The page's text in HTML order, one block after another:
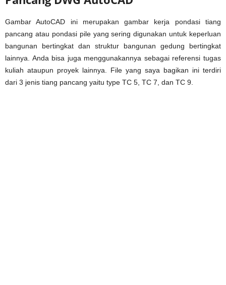
Gambar AutoCAD ini merupakan gambar kerja pondasi tiang
pancang atau pondasi pile yang sering digunakan untuk keperluan
bangunan bertingkat dan struktur bangunan gedung bertingkat
lainnya. Anda bisa juga menggunakannya sebagai referensi tugas
kuliah ataupun proyek lainnya. File yang saya bagikan ini terdiri
dari 3 jenis tiang pancang yaitu type TC 5, TC 7, dan TC 9.